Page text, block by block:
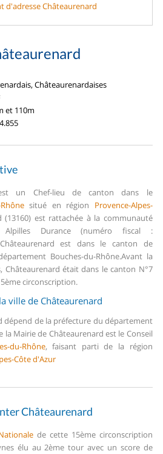
d'adresse Châteaurenard
Châteaurenardaises
et 110m
est un Chef-lieu de canton dans le
situé en région Provence-Alpes-
(13160) est rattachée à la communauté
Alpilles Durance (numéro fiscal :
est dans le canton de
Bouches-du-Rhône.Avant la
Châteaurenard était dans le canton N°7
circonscription.
ville de Châteaurenard
dépend de la préfecture du département
la Mairie de Châteaurenard est le Conseil
du-Rhône, faisant parti de la région
Côte d'Azur
Châteaurenard
de cette 15ème circonscription
élu au 2ème tour avec un score de